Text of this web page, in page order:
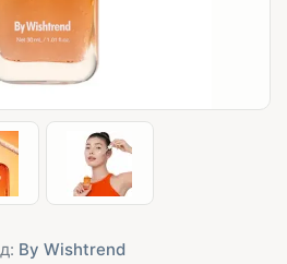
By Wishtrend